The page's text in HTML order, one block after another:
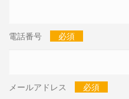
電話番号 必須
メールアドレス 必須